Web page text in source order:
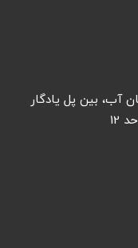
آب، بین پل یادگار